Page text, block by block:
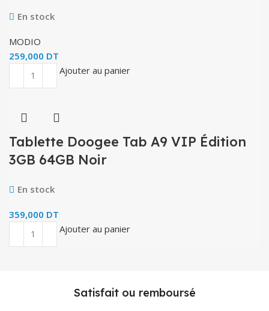
En stock
MODIO
259,000 DT
Ajouter au panier
Tablette Doogee Tab A9 VIP Édition
3GB 64GB Noir
En stock
359,000 DT
Ajouter au panier
Satisfait ou remboursé